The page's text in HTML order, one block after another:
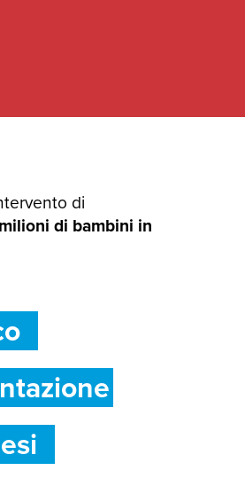
di
di bambini in